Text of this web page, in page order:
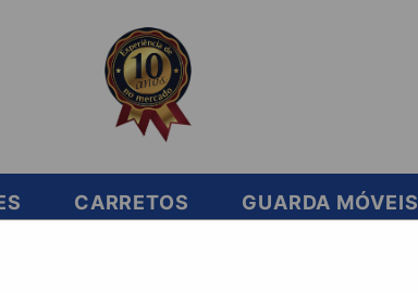
CARRETOS GUARDA MÓVEIS